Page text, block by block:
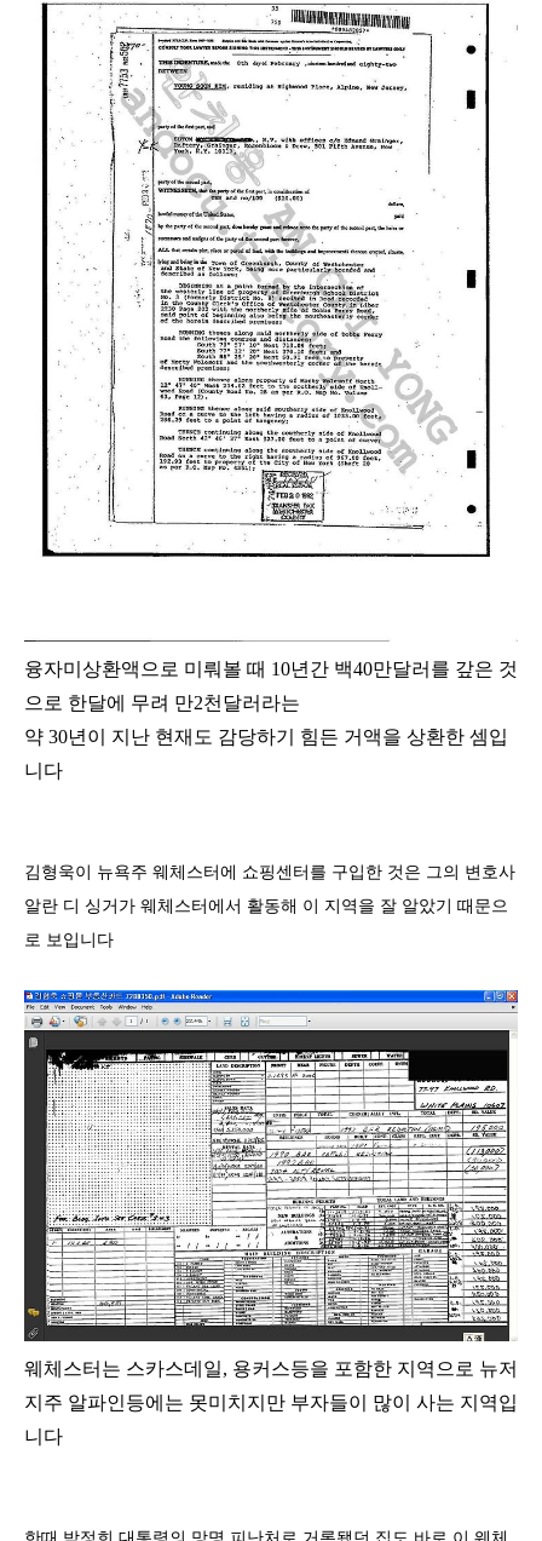
융자미상환액으로 미뤄볼 때 10년간 백40만달러를 갚은 것
으로 한달에 무려 만2천달러라는
약 30년이 지난 현재도 감당하기 힘든 거액을 상환한 셈입
니다
김형욱이 뉴욕주 웨체스터에 쇼핑센터를 구입한 것은 그의 변호사
알란 디 싱거가 웨체스터에서 활동해 이 지역을 잘 알았기 때문으
로 보입니다
웨체스터는 스카스데일, 용커스등을 포함한 지역으로 뉴저
지주 알파인등에는 못미치지만 부자들이 많이 사는 지역입
니다